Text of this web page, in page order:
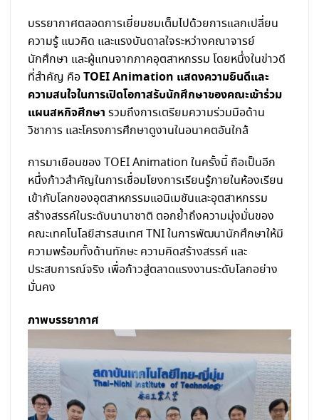
บรรยากาศตลอดการเยี่ยมชมเต็มไปด้วยการแลกเปลี่ยน
ความรู้ แนวคิด และแรงบันดาลใจระหว่างคณาจารย์
นักศึกษา และผู้แทนจากภาคอุตสาหกรรม โดยหนึ่งในข่าวดี
ที่สำคัญ คือTOEI Animation แสดงความยินดีและ
ความสนใจในการเปิดโอกาสรับนักศึกษาของคณะเข้าร่วม
แผนสหกิจศึกษา รวมถึงการเตรียมความร่วมมือด้าน
วิชาการ และโครงการศึกษาดูงานในอนาคตอันใกล้
การมาเยือนของ TOEI Animation ในครั้งนี้ ถือเป็นอีก
หนึ่งก้าวสำคัญในการเชื่อมโยงการเรียนรู้ภายในห้องเรียน
เข้ากับโลกของอุตสาหกรรมแอนิเมชันและอุตสาหกรรม
สร้างสรรค์ในระดับนานาชาติ ตอกย้ำถึงความมุ่งมั่นของ
คณะเทคโนโลยีสารสนเทศ TNI ในการพัฒนานักศึกษาให้มี
ความพร้อมทั้งด้านทักษะ ความคิดสร้างสรรค์ และ
ประสบการณ์จริง เพื่อก้าวสู่ตลาดแรงงานระดับโลกอย่าง
มั่นคง
ภาพบรรยากาศ